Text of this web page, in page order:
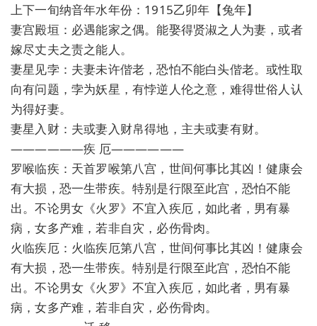
上下一旬纳音年水年份：1915乙卯年【兔年】
妻宫殿垣：必遇能家之偶。能娶得贤淑之人为妻，或者
嫁尽丈夫之责之能人。
妻星见孛：夫妻未许偕老，恐怕不能白头偕老。或性取
向有问题，孛为妖星，有悖逆人伦之意，难得世俗人认
为得好妻。
妻星入财：夫或妻入财帛得地，主夫或妻有财。
——————疾 厄——————
罗喉临疾：天首罗喉第八宫，世间何事比其凶！健康会
有大损，恐一生带疾。特别是行限至此宫，恐怕不能
出。不论男女《火罗》不宜入疾厄，如此者，男有暴
病，女多产难，若非自灾，必伤骨肉。
火临疾厄：火临疾厄第八宫，世间何事比其凶！健康会
有大损，恐一生带疾。特别是行限至此宫，恐怕不能
出。不论男女《火罗》不宜入疾厄，如此者，男有暴
病，女多产难，若非自灾，必伤骨肉。